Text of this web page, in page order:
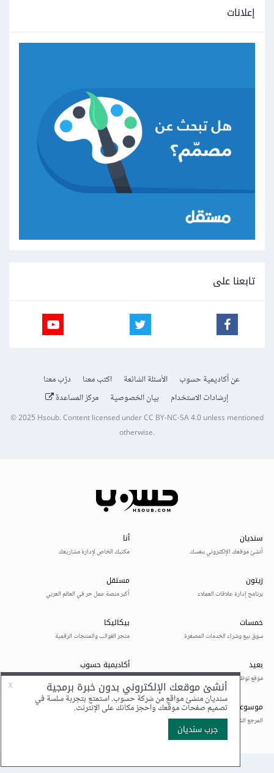
إعلانات
تابعنا على
عن أكاديمية حسوب الأسئلة الشائعة اكتب معنا
درّب معنا
إرشادات الاستخدام
بيان الخصوصية مركز المساعدة
© 2025Hsoub.Content licensed underCC BY-NC-SA 4.0unless mentioned
otherwise.